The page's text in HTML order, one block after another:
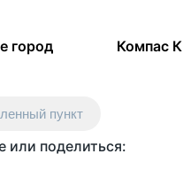
город Компас
пункт
или поделиться: